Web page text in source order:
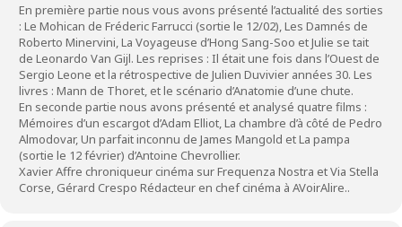
En première partie nous vous avons présenté l’actualité des sorties
: Le Mohican de Fréderic Farrucci (sortie le 12/02), Les Damnés de
Roberto Minervini, La Voyageuse d’Hong Sang-Soo et Julie se tait
de Leonardo Van Gijl. Les reprises : Il était une fois dans l’Ouest de
Sergio Leone et la rétrospective de Julien Duvivier années 30. Les
livres : Mann de Thoret, et le scénario d’Anatomie d’une chute.
En seconde partie nous avons présenté et analysé quatre films :
Mémoires d’un escargot d’Adam Elliot, La chambre d’à côté de Pedro
Almodovar, Un parfait inconnu de James Mangold et La pampa
(sortie le 12 février) d’Antoine Chevrollier.
Xavier Affre chroniqueur cinéma sur Frequenza Nostra et Via Stella
Corse, Gérard Crespo Rédacteur en chef cinéma à AVoirAlire..